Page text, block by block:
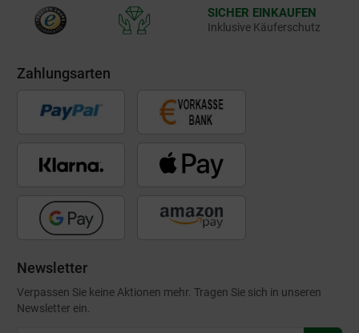
SICHER EINKAUFEN
Inklusive Käuferschutz
Zahlungsarten
Newsletter
Verpassen Sie keine Aktionen mehr. Tragen Sie sich in unseren
Newsletter ein.